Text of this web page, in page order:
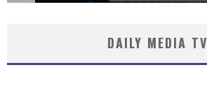
DAILY MEDIA TV